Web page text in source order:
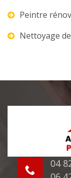
Peintre
Nettoyage
04